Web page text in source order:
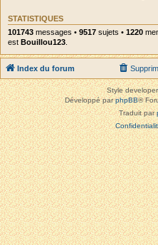
STATISTIQUES
101743 messages • 9517 sujets • 1220
est Bouillou123
Index du forum
Style
Développé parphpBB®
Traduit par